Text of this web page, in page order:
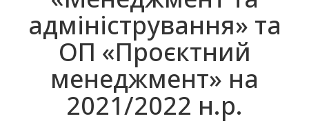
адміністрування» та
ОП «Проєктний
менеджмент» на
2021/2022 н.р.